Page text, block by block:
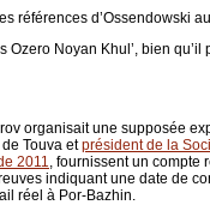
références d’Ossendowski
Noyan Khul’, bien
organisait une supposée
Touva etprésident de la
2011, fournissent un compte
indiquant une date de
réel à Por-Bazhin.